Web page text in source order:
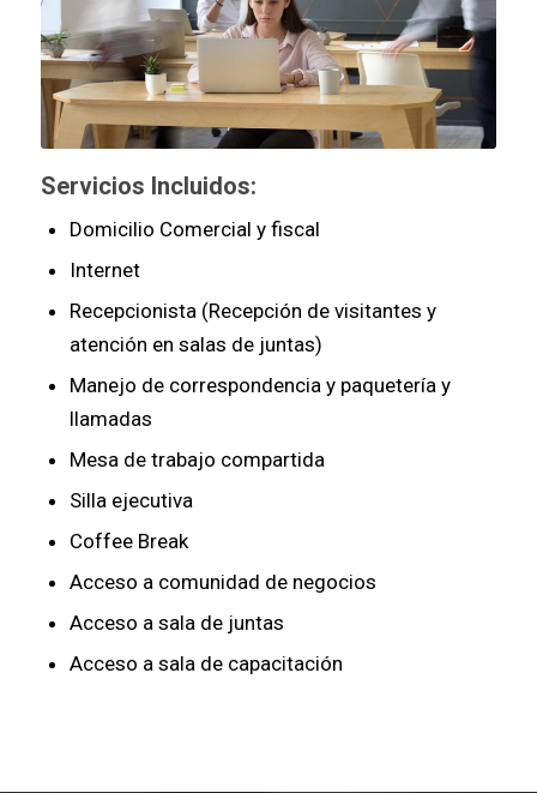
Servicios Incluidos:
Domicilio Comercial y fiscal
Internet
Recepcionista (Recepción de visitantes y
atención en salas de juntas)
Manejo de correspondencia y paquetería y
llamadas
Mesa de trabajo compartida
Silla ejecutiva
Coffee Break
Acceso a comunidad de negocios
Acceso a sala de juntas
Acceso a sala de capacitación